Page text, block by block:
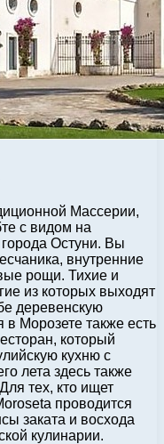
Массерии,
с видом на
Остуни. Вы
внутренние
рощи. Тихие и
из которых выходят
деревенскую
Морозете также есть
который
кухню с
лета здесь также
тех, кто ищет
проводится
заката и восхода
кулинарии.